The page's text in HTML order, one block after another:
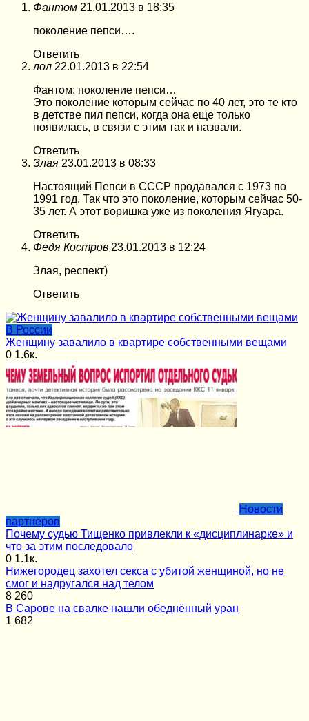
Фантом 21.01.2013 в 18:35
поколение пепси….
Ответить
лол 22.01.2013 в 22:54
Фантом: поколение пепси…
Это поколение которым сейчас по 40 лет, это те кто
в детстве пил пепси, когда она еще только
появилась, в связи с этим так и назвали.
Ответить
Злая 23.01.2013 в 08:33
Настоящий Пепси в СССР продавался с 1973 по
1991 год. Так что это поколение, которым сейчас 50-
35 лет. А этот воришка уже из поколения Ягуара.
Ответить
Федя Костров 23.01.2013 в 12:24
Злая, респект)
Ответить
В России
Женщину завалило в квартире собственными вещами
0 1.6к.
Новости
партнёров
Почему судью Тищенко привлекли к «дисциплинарке» и
что за этим последовало
0 1.1к.
Нижегородец захотел секса с убитой женщиной, но не
смог и надругался над телом
8 260
В Сарове на свалке нашли обеднённый уран
1 682